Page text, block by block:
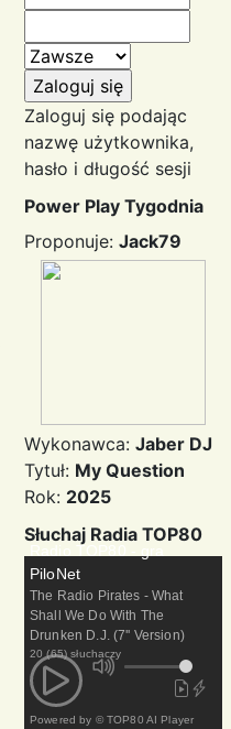
Zaloguj się podając
nazwę użytkownika,
hasło i długość sesji
Power Play Tygodnia
Proponuje: Jack79
Wykonawca: Jaber DJ
Tytuł: My Question
Rok: 2025
Słuchaj Radia TOP80
Radio TOP80 - gra
PiloNet
The Radio Pirates - What
Shall We Do With The
Drunken D.J. (7'' Version)
20 (65) słuchaczy
Powered by © TOP80 AI Player